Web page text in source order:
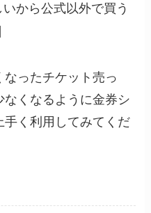
から公式以外で買う
ったチケット売っ
くなるように金券シ
手く利用してみてくだ